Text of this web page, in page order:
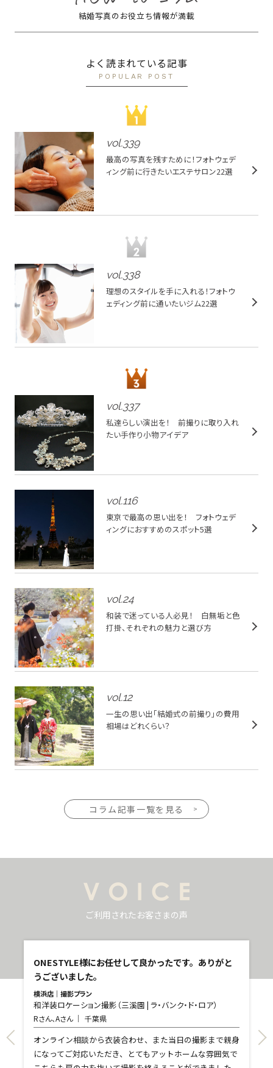
結婚写真のお役立ち情報が満載
よく読まれている記事
POPULAR POST
vol.339
最高の写真を残すために！フォトウェデ
ィング前に行きたいエステサロン22選
vol.338
理想のスタイルを手に入れる！フォトウ
ェディング前に通いたいジム22選
vol.337
私達らしい演出を！ 前撮りに取り入れ
たい手作り小物アイデア
vol.116
東京で最高の思い出を！ フォトウェデ
ィングにおすすめのスポット5選
vol.24
和装で迷っている人必見！ 白無垢と色
打掛、それぞれの魅力と選び方
vol.12
一生の思い出「結婚式の前撮り」の費用
相場はどれくらい？
コラム記事一覧を見る
ご利用されたお客さまの声
ONESTYLE様にお任せして良かったです。ありがと
うございました。
横浜店｜撮影プラン
和洋装ロケーション撮影（三溪園 | ラ・バンク・ド・ロア）
Rさん、Aさん 千葉県
オンライン相談から衣装合わせ、また当日の撮影まで親身
になってご対応いただき、とてもアットホームな雰囲気で